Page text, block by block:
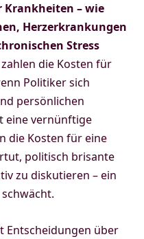
Krankheiten – wie
Herzerkrankungen
Stress
die Kosten für
Politiker sich
persönlichen
eine vernünftige
die Kosten für eine
politisch brisante
zu diskutieren – ein
Entscheidungen über